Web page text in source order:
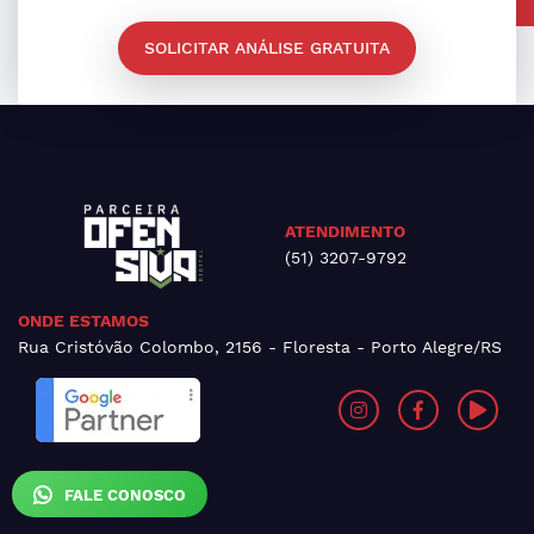
FALE CONOSCO
SOLICITAR ANÁLISE GRATUITA
ATENDIMENTO
(51) 3207-9792
ONDE ESTAMOS
Rua Cristóvão Colombo, 2156 - Floresta - Porto Alegre/RS